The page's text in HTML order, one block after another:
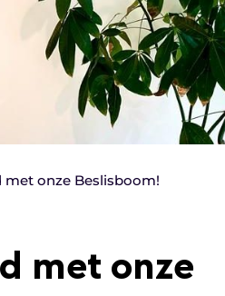
met onze Beslisboom!
met onze